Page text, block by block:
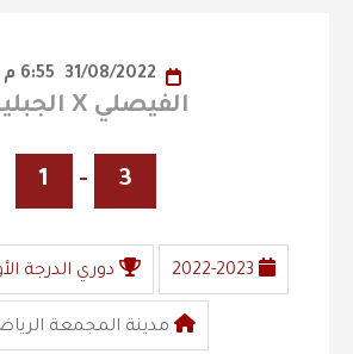
الفيصلي X الجبلين
3
-
1
2022-2023 دوري الدرجة
مدينة المجمعة